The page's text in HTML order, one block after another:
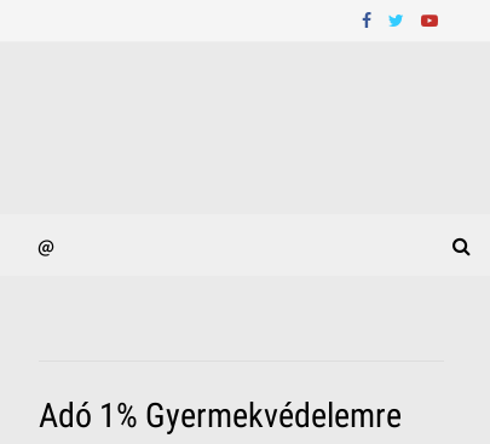
@
Adó 1% Gyermekvédelemre